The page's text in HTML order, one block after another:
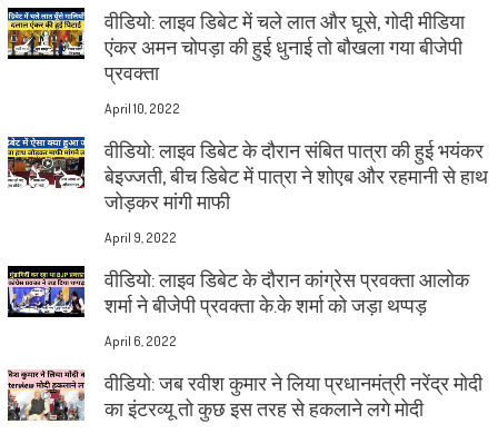
वीडियो: लाइव डिबेट में चले लात और घूसे, गोदी मीडिया
एंकर अमन चोपड़ा की हुई धुनाई तो बौखला गया बीजेपी
प्रवक्ता
April 10, 2022
वीडियो: लाइव डिबेट के दौरान संबित पात्रा की हुई भयंकर
बेइज्जती, बीच डिबेट में पात्रा ने शोएब और रहमानी से हाथ
जोड़कर मांगी माफी
April 9, 2022
वीडियो: लाइव डिबेट के दौरान कांग्रेस प्रवक्ता आलोक
शर्मा ने बीजेपी प्रवक्ता के.के शर्मा को जड़ा थप्पड़
April 6, 2022
वीडियो: जब रवीश कुमार ने लिया प्रधानमंत्री नरेंद्र मोदी
का इंटरव्यू तो कुछ इस तरह से हकलाने लगे मोदी